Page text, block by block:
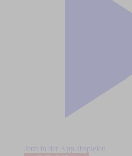
Jetzt in der App abspielen